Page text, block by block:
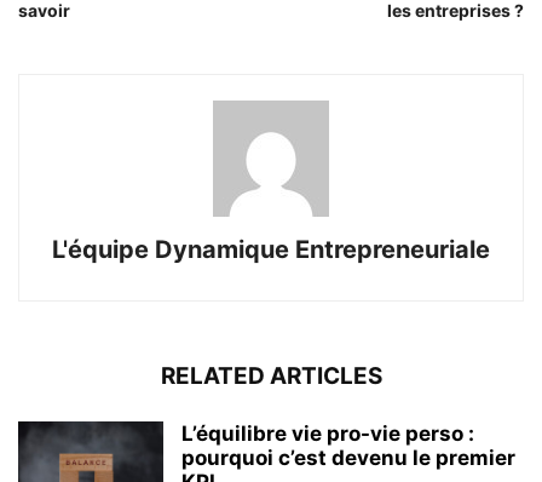
savoir
les entreprises ?
L'équipe Dynamique Entrepreneuriale
RELATED ARTICLES
L’équilibre vie pro-vie perso :
pourquoi c’est devenu le premier